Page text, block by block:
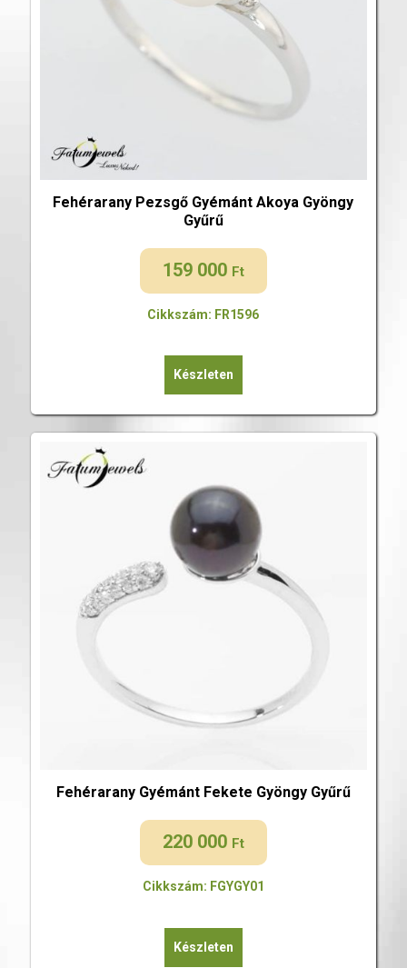
Fehérarany Pezsgő Gyémánt Akoya Gyöngy
Gyűrű
159 000 Ft
Cikkszám: FR1596
Készleten
Fehérarany Gyémánt Fekete Gyöngy Gyűrű
220 000 Ft
Cikkszám: FGYGY01
Készleten